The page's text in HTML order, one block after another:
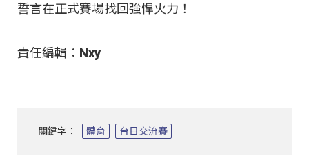
誓言在正式賽場找回強悍火力！
責任編輯：Nxy
關鍵字： 體育 台日交流賽